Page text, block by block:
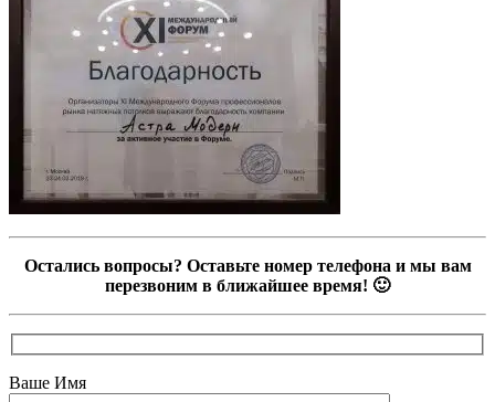
Остались вопросы? Оставьте номер телефона и мы вам
перезвоним в ближайшее время! 🙂
Ваше Имя